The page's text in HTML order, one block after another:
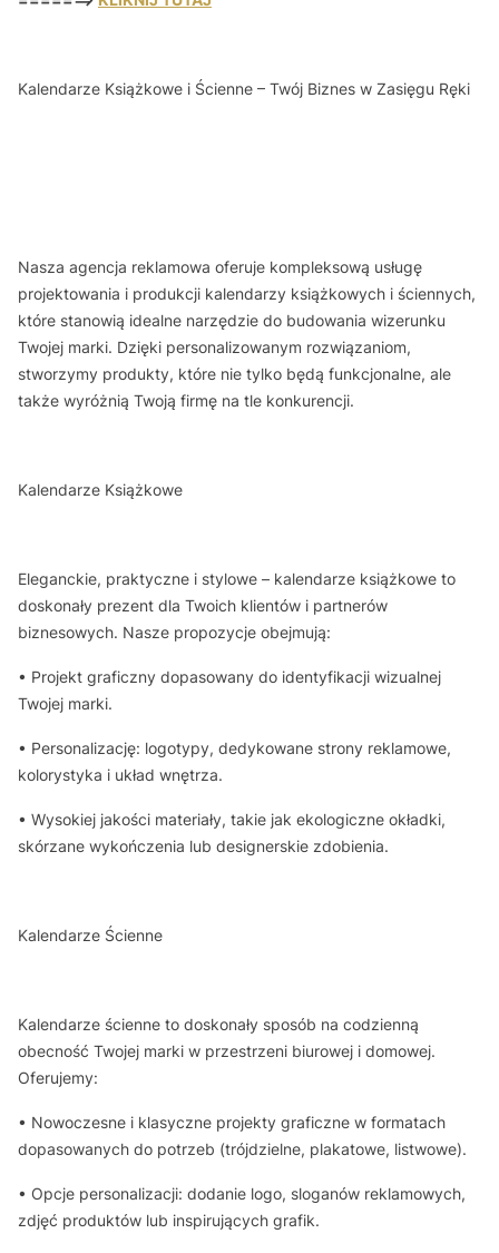
Kalendarze Książkowe i Ścienne – Twój Biznes w Zasięgu Ręki
Nasza agencja reklamowa oferuje kompleksową usługę
projektowania i produkcji kalendarzy książkowych i ściennych,
które stanowią idealne narzędzie do budowania wizerunku
Twojej marki. Dzięki personalizowanym rozwiązaniom,
stworzymy produkty, które nie tylko będą funkcjonalne, ale
także wyróżnią Twoją firmę na tle konkurencji.
Kalendarze Książkowe
Eleganckie, praktyczne i stylowe – kalendarze książkowe to
doskonały prezent dla Twoich klientów i partnerów
biznesowych. Nasze propozycje obejmują:
• Projekt graficzny dopasowany do identyfikacji wizualnej
Twojej marki.
• Personalizację: logotypy, dedykowane strony reklamowe,
kolorystyka i układ wnętrza.
• Wysokiej jakości materiały, takie jak ekologiczne okładki,
skórzane wykończenia lub designerskie zdobienia.
Kalendarze Ścienne
Kalendarze ścienne to doskonały sposób na codzienną
obecność Twojej marki w przestrzeni biurowej i domowej.
Oferujemy:
• Nowoczesne i klasyczne projekty graficzne w formatach
dopasowanych do potrzeb (trójdzielne, plakatowe, listwowe).
• Opcje personalizacji: dodanie logo, sloganów reklamowych,
zdjęć produktów lub inspirujących grafik.